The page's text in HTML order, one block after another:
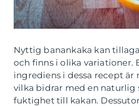
Nyttig banankaka kan
och finns i olika variationer.
ingrediens i dessa recept är
vilka bidrar med en naturlig
fuktighet till kakan.